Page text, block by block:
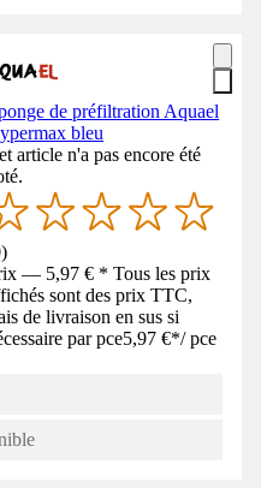
de préfiltration Aquael
bleu
article n'a pas encore été
)
— 5,97 € * Tous les prix
sont des prix TTC,
de livraison en sus si
par pce5,97 €*/ pce